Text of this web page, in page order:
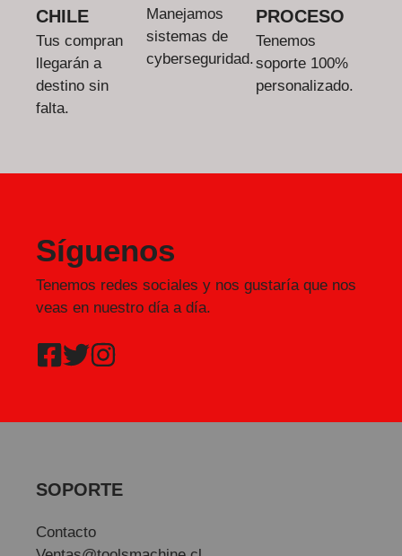
CHILE
Tus compran
llegarán a
destino sin
falta.
Manejamos
sistemas de
cyberseguridad.
PROCESO
Tenemos
soporte 100%
personalizado.
Síguenos
Tenemos redes sociales y nos gustaría que nos
veas en nuestro día a día.
SOPORTE
Contacto